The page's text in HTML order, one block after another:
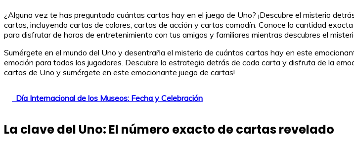
¿Alguna vez te has preguntado cuántas cartas hay en el juego de Uno? ¡Descubre el misterio
cartas, incluyendo cartas de colores, cartas de acción y cartas comodín. Conoce la cantidad
para disfrutar de horas de entretenimiento con tus amigos y familiares mientras descubres el
Sumérgete en el mundo del Uno y desentraña el misterio de cuántas cartas hay en este
emoción para todos los jugadores. Descubre la estrategia detrás de cada carta y disfruta de la
cartas de Uno y sumérgete en este emocionante juego de cartas!
Día Internacional de los Museos: Fecha y Celebración
La clave del Uno: El número exacto de cartas revelado